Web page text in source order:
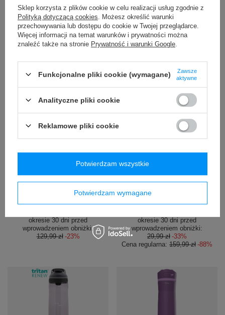
Najniższa cena produktu w
okresie 30 dni przed
wprowadzeniem obniżki:
79,99 zł -7%
-38%
PROMOCJA
Contigo Jackson Chill 2.0
590ml Pink Lemo
szt.
okresie 30 dni przed
wprowadzeniem obniżki:
129,99 zł -23%
PROMOCJA
szybkoschnące SAXX VIBE
Boxer Brief butelki - szare
19,99 zł
okresie 30 dni przed
wprowadzeniem obniżki:
29,99 zł -33%
Cena regularna: 159,99 zł -88%
Sklep korzysta z plików cookie w celu realizacji usług zgodnie z
Polityką dotyczącą cookies . Możesz określić warunki
przechowywania lub dostępu do cookie w Twojej przeglądarce.
Więcej informacji na temat warunków i prywatności można
znaleźć także na stronie Prywatność i warunki Google
Funkcjonalne pliki cookie (wymagane)
Zawsze
aktywne
Analityczne pliki cookie
Reklamowe pliki cookie
Potwierdzam wymagane
Potwierdzam wszystkie